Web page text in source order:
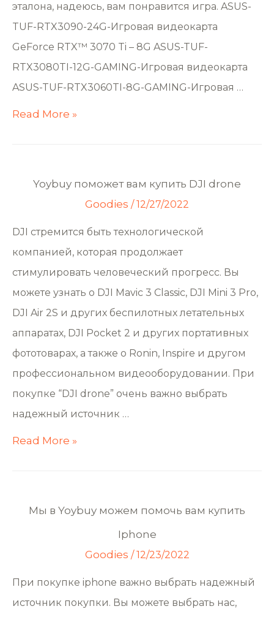
эталона, надеюсь, вам понравится игра. ASUS-
TUF-RTX3090-24G-Игровая видеокарта
GeForce RTX™ 3070 Ti – 8G ASUS-TUF-
RTX3080TI-12G-GAMING-Игровая видеокарта
ASUS-TUF-RTX3060TI-8G-GAMING-Игровая …
Read More »
Yoybuy поможет вам купить DJI drone
Goodies / 12/27/2022
DJI стремится быть технологической
компанией, которая продолжает
стимулировать человеческий прогресс. Вы
можете узнать о DJI Mavic 3 Classic, DJI Mini 3 Pro,
DJI Air 2S и других беспилотных летательных
аппаратах, DJI Pocket 2 и других портативных
фототоварах, а также о Ronin, Inspire и другом
профессиональном видеооборудовании. При
покупке “DJI drone” очень важно выбрать
надежный источник …
Read More »
Мы в Yoybuy можем помочь вам купить
Iphone
Goodies / 12/23/2022
При покупке iphone важно выбрать надежный
источник покупки. Вы можете выбрать нас,